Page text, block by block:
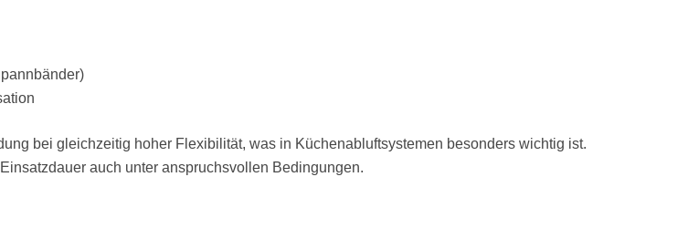
bei gleichzeitig hoher Flexibilität, was in Küchenabluftsystemen besonders wichtig ist.
auch unter anspruchsvollen Bedingungen.